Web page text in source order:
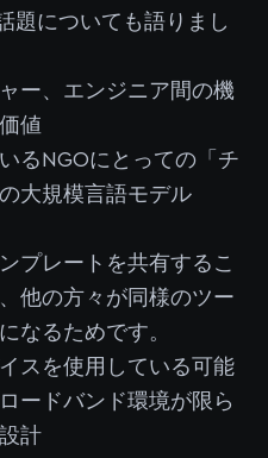
題についても語りまし
ー、エンジニア間の機
値
るNGOにとっての「チ
大規模言語モデル
プレートを共有するこ
他の方々が同様のツー
なるためです。
スを使用している可能
ードバンド環境が限ら
計